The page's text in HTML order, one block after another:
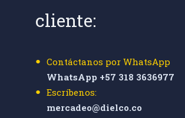
cliente:
Contáctanos por WhatsApp
WhatsApp +57 318 3636977
Escríbenos:
mercadeo@dielco.co